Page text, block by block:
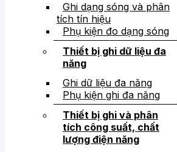
Ghi dạng sóng và phân
tích tín hiệu
Phụ kiện đo dạng sóng
Thiết bị ghi dữ liệu đa
năng
Ghi dữ liệu đa năng
Phụ kiện ghi đa năng
Thiết bị ghi và phân
tích công suất, chất
lượng điện năng